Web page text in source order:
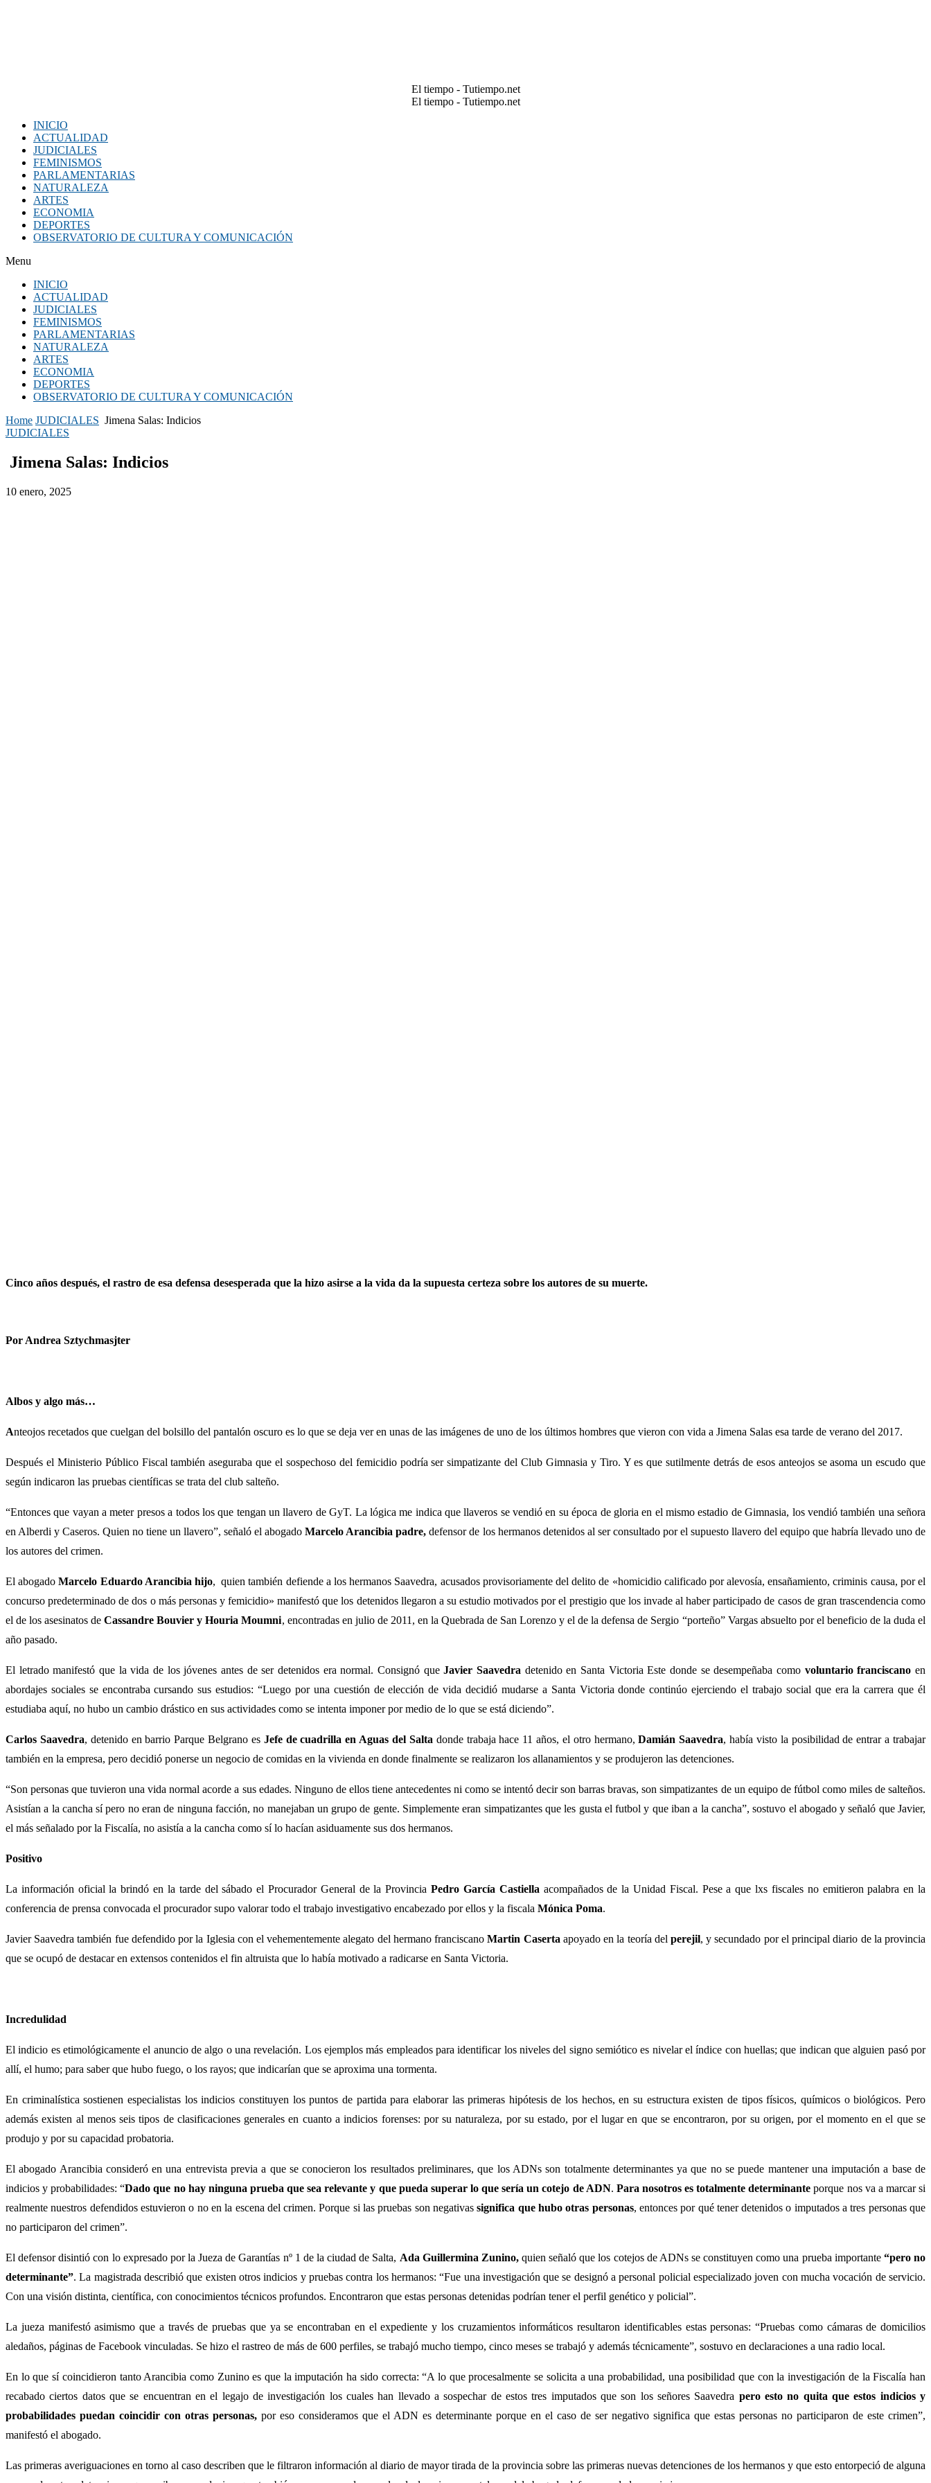
El tiempo - Tutiempo.net
El tiempo - Tutiempo.net
INICIO
ACTUALIDAD
JUDICIALES
FEMINISMOS
PARLAMENTARIAS
NATURALEZA
ARTES
ECONOMIA
DEPORTES
OBSERVATORIO DE CULTURA Y COMUNICACIÓN
Menu
INICIO
ACTUALIDAD
JUDICIALES
FEMINISMOS
PARLAMENTARIAS
NATURALEZA
ARTES
ECONOMIA
DEPORTES
OBSERVATORIO DE CULTURA Y COMUNICACIÓN
Home JUDICIALES Jimena Salas: Indicios
JUDICIALES
Jimena Salas: Indicios
10 enero, 2025
Cinco años después, el rastro de esa defensa desesperada que la hizo asirse a la vida da la supuesta certeza sobre los autores de su muerte.
Por Andrea Sztychmasjter
Albos y algo más…
Anteojos recetados que cuelgan del bolsillo del pantalón oscuro es lo que se deja ver en unas de las imágenes de uno de los últimos hombres que vieron con vida a Jimena Salas esa tarde de verano del 2017.
Después el Ministerio Público Fiscal también aseguraba que el sospechoso del femicidio podría ser simpatizante del Club Gimnasia y Tiro. Y es que sutilmente detrás de esos anteojos se asoma un escudo que
según indicaron las pruebas científicas se trata del club salteño.
“Entonces que vayan a meter presos a todos los que tengan un llavero de GyT. La lógica me indica que llaveros se vendió en su época de gloria en el mismo estadio de Gimnasia, los vendió también una señora
en Alberdi y Caseros. Quien no tiene un llavero”, señaló el abogadoMarcelo Arancibia padre, defensor de los hermanos detenidos al ser consultado por el supuesto llavero del equipo que habría llevado uno de
los autores del crimen.
El abogadoMarcelo Eduardo Arancibia hijo, quien también defiende a los hermanos Saavedra, acusados provisoriamente del delito de «homicidio calificado por alevosía, ensañamiento, criminis causa, por el
concurso predeterminado de dos o más personas y femicidio» manifestó que los detenidos llegaron a su estudio motivados por el prestigio que los invade al haber participado de casos de gran trascendencia como
el de los asesinatos deCassandre Bouvier y Houria Moumni, encontradas en julio de 2011, en la Quebrada de San Lorenzo y el de la defensa de Sergio “porteño” Vargas absuelto por el beneficio de la duda el
año pasado.
El letrado manifestó que la vida de los jóvenes antes de ser detenidos era normal. Consignó queJavier Saavedra detenido en Santa Victoria Este donde se desempeñaba como voluntario franciscano en
abordajes sociales se encontraba cursando sus estudios: “Luego por una cuestión de elección de vida decidió mudarse a Santa Victoria donde continúo ejerciendo el trabajo social que era la carrera que él
estudiaba aquí, no hubo un cambio drástico en sus actividades como se intenta imponer por medio de lo que se está diciendo”.
Carlos Saavedra, detenido en barrio Parque Belgrano es Jefe de cuadrilla en Aguas del Salta donde trabaja hace 11 años, el otro hermano,Damián Saavedra, había visto la posibilidad de entrar a trabajar
también en la empresa, pero decidió ponerse un negocio de comidas en la vivienda en donde finalmente se realizaron los allanamientos y se produjeron las detenciones.
“Son personas que tuvieron una vida normal acorde a sus edades. Ninguno de ellos tiene antecedentes ni como se intentó decir son barras bravas, son simpatizantes de un equipo de fútbol como miles de salteños.
Asistían a la cancha sí pero no eran de ninguna facción, no manejaban un grupo de gente. Simplemente eran simpatizantes que les gusta el futbol y que iban a la cancha”, sostuvo el abogado y señaló que Javier,
el más señalado por la Fiscalía, no asistía a la cancha como sí lo hacían asiduamente sus dos hermanos.
Positivo
La información oficial la brindó en la tarde del sábado el Procurador General de la ProvinciaPedro García Castiella acompañados de la Unidad Fiscal. Pese a que lxs fiscales no emitieron palabra en la
conferencia de prensa convocada el procurador supo valorar todo el trabajo investigativo encabezado por ellos y la fiscala Mónica Poma.
Javier Saavedra también fue defendido por la Iglesia con el vehementemente alegato del hermano franciscanoMartin Caserta apoyado en la teoría del perejil, y secundado por el principal diario de la provincia
que se ocupó de destacar en extensos contenidos el fin altruista que lo había motivado a radicarse en Santa Victoria.
Incredulidad
El indicio es etimológicamente el anuncio de algo o una revelación. Los ejemplos más empleados para identificar los niveles del signo semiótico es nivelar el índice con huellas; que indican que alguien pasó por
allí, el humo; para saber que hubo fuego, o los rayos; que indicarían que se aproxima una tormenta.
En criminalística sostienen especialistas los indicios constituyen los puntos de partida para elaborar las primeras hipótesis de los hechos, en su estructura existen de tipos físicos, químicos o biológicos. Pero
además existen al menos seis tipos de clasificaciones generales en cuanto a indicios forenses: por su naturaleza, por su estado, por el lugar en que se encontraron, por su origen, por el momento en el que se
produjo y por su capacidad probatoria.
El abogado Arancibia consideró en una entrevista previa a que se conocieron los resultados preliminares, que los ADNs son totalmente determinantes ya que no se puede mantener una imputación a base de
indicios y probabilidades: “Dado que no hay ninguna prueba que sea relevante y que pueda superar lo que sería un cotejo de ADN. Para nosotros es totalmente determinante porque nos va a marcar si
realmente nuestros defendidos estuvieron o no en la escena del crimen. Porque si las pruebas son negativassignifica que hubo otras personas, entonces por qué tener detenidos o imputados a tres personas que
no participaron del crimen”.
El defensor disintió con lo expresado por la Jueza de Garantías nº 1 de la ciudad de Salta, Ada Guillermina Zunino,quien señaló que los cotejos de ADNs se constituyen como una prueba importante “pero no
determinante”. La magistrada describió que existen otros indicios y pruebas contra los hermanos: “Fue una investigación que se designó a personal policial especializado joven con mucha vocación de servicio.
Con una visión distinta, científica, con conocimientos técnicos profundos. Encontraron que estas personas detenidas podrían tener el perfil genético y policial”.
La jueza manifestó asimismo que a través de pruebas que ya se encontraban en el expediente y los cruzamientos informáticos resultaron identificables estas personas: “Pruebas como cámaras de domicilios
aledaños, páginas de Facebook vinculadas. Se hizo el rastreo de más de 600 perfiles, se trabajó mucho tiempo, cinco meses se trabajó y además técnicamente”, sostuvo en declaraciones a una radio local.
En lo que sí coincidieron tanto Arancibia como Zunino es que la imputación ha sido correcta: “A lo que procesalmente se solicita a una probabilidad, una posibilidad que con la investigación de la Fiscalía han
recabado ciertos datos que se encuentran en el legajo de investigación los cuales han llevado a sospechar de estos tres imputados que son los señores Saavedra pero esto no quita que estos indicios y
probabilidades puedan coincidir con otras personas, por eso consideramos que el ADN es determinante porque en el caso de ser negativo significa que estas personas no participaron de este crimen”,
manifestó el abogado.
Las primeras averiguaciones en torno al caso describen que le filtraron información al diario de mayor tirada de la provincia sobre las primeras nuevas detenciones de los hermanos y que esto entorpeció de alguna